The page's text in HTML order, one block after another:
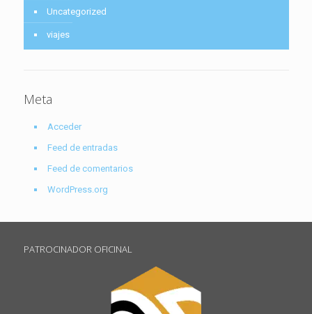
Uncategorized
viajes
Meta
Acceder
Feed de entradas
Feed de comentarios
WordPress.org
PATROCINADOR OFICINAL